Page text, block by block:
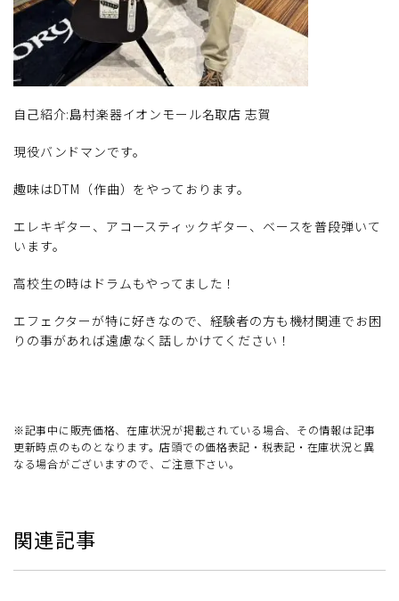
自己紹介:島村楽器イオンモール名取店 志賀
現役バンドマンです。
趣味はDTM（作曲）をやっております。
エレキギター、アコースティックギター、ベースを普段弾いて
います。
高校生の時はドラムもやってました！
エフェクターが特に好きなので、経験者の方も機材関連でお困
りの事があれば遠慮なく話しかけてください！
※記事中に販売価格、在庫状況が掲載されている場合、その情報は記事
更新時点のものとなります。店頭での価格表記・税表記・在庫状況と異
なる場合がございますので、ご注意下さい。
関連記事